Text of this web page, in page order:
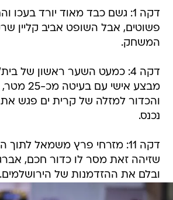
דקה 1: גשם כבד מאוד יורד בעכו
פשוטים, אבל השופט אביב קליין
המשחק.
דקה 4: כמעט השער ראשון של
מבצע אישי
והכדור למזלה של קרית ים פגש
נכנס.
דקה 11: מזרחי פרץ משמאל
שזיהה זאת מסר לו כדור חכם,
ובלם את ההזדמנות של הירושלמים.